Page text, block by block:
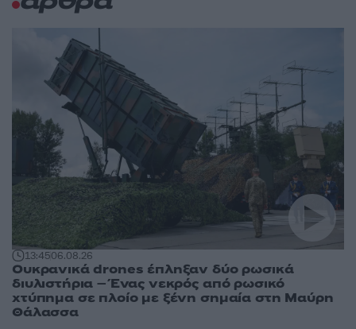
13:4506.08.26
Ουκρανικά drones έπληξαν δύο ρωσικά
διυλιστήρια – Ένας νεκρός από ρωσικό
χτύπημα σε πλοίο με ξένη σημαία στη Μαύρη
Θάλασσα